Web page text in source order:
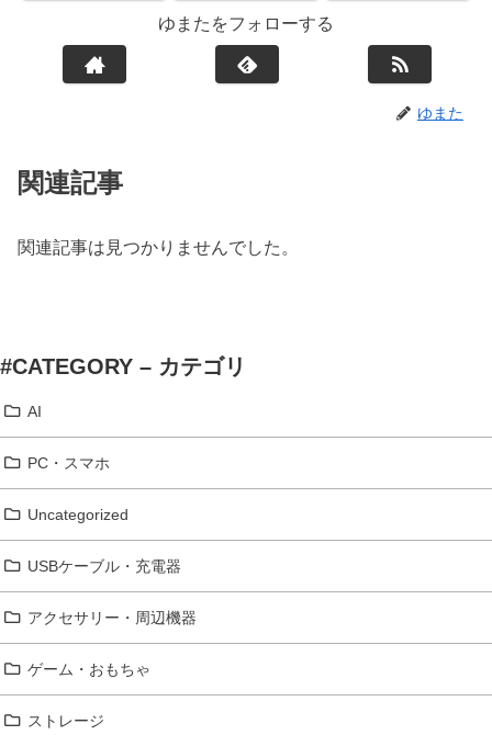
ゆまたをフォローする
ゆまた
関連記事
関連記事は見つかりませんでした。
#CATEGORY – カテゴリ
AI
PC・スマホ
Uncategorized
USBケーブル・充電器
アクセサリー・周辺機器
ゲーム・おもちゃ
ストレージ